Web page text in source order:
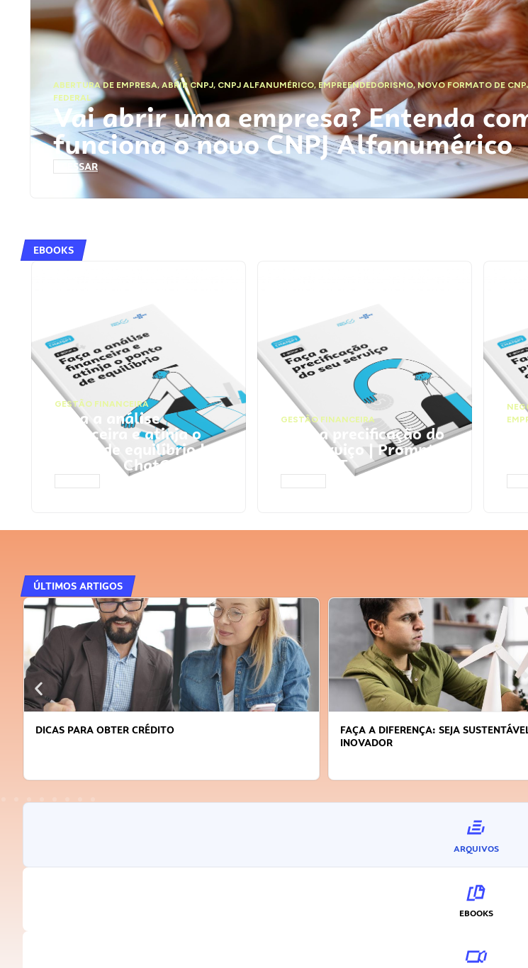
ABERTURA DE EMPRESA,ABRIR CNPJ, CNPJ ALFANUMÉRICO, EMPREENDEDORISMO,NOVO FORMATO DE
FEDERAL
Vai abrir uma empresa? Entenda
funciona o novo CNPJ Alfanumérico
ACESSAR
EBOOKS
GESTÃO FINANCEIRA
Faça a análise
financeira e atinja o
ponto de equilíbrio |
Prompts ChatGPT
GESTÃO FINANCEIRA
Faça a precificação do
seu serviço | Prompts
ChatGPT
ÚLTIMOS ARTIGOS
DICAS PARA OBTER CRÉDITO
FAÇA A DIFERENÇA: SEJA
INOVADOR
ARQUIVOS
EBOOKS